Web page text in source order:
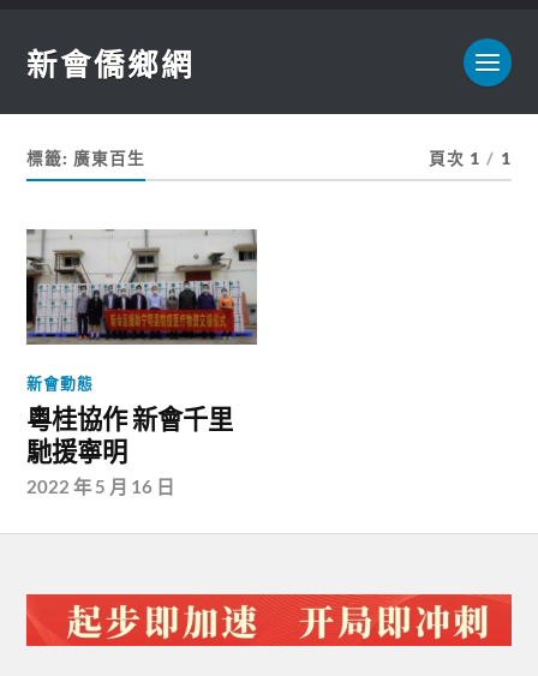
新會僑鄉網
標籤: 廣東百生 頁次 1 / 1
新會動態
粵桂協作 新會千里
馳援寧明
2022 年 5 月 16 日